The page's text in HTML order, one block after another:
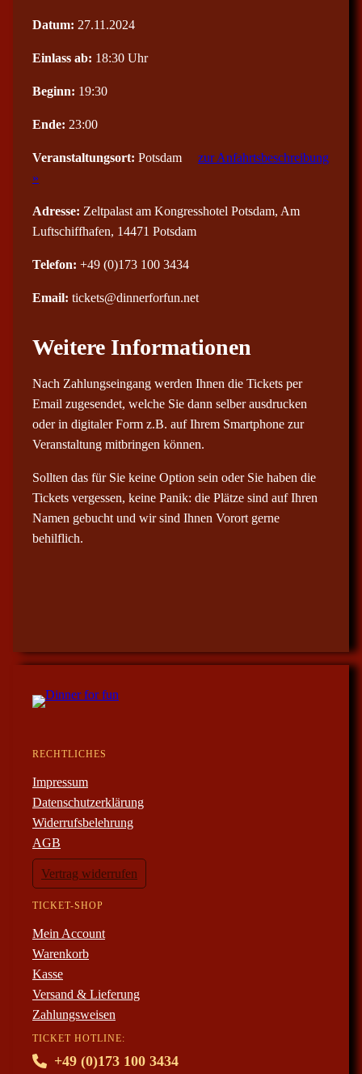
Datum: 27.11.2024
Einlass ab: 18:30 Uhr
Beginn: 19:30
Ende: 23:00
Veranstaltungsort: Potsdam zur Anfahrtsbeschreibung
»
Adresse: Zeltpalast am Kongresshotel Potsdam, Am
Luftschiffhafen, 14471 Potsdam
Telefon: +49 (0)173 100 3434
Email: tickets@dinnerforfun.net
Weitere Informationen
Nach Zahlungseingang werden Ihnen die Tickets per
Email zugesendet, welche Sie dann selber ausdrucken
oder in digitaler Form z.B. auf Ihrem Smartphone zur
Veranstaltung mitbringen können.
Sollten das für Sie keine Option sein oder Sie haben die
Tickets vergessen, keine Panik: die Plätze sind auf Ihren
Namen gebucht und wir sind Ihnen Vorort gerne
behilflich.
RECHTLICHES
Impressum
Datenschutzerklärung
Widerrufsbelehrung
AGB
Vertrag widerrufen
TICKET-SHOP
Mein Account
Warenkorb
Kasse
Versand & Lieferung
Zahlungsweisen
TICKET HOTLINE:
+49 (0)173 100 3434